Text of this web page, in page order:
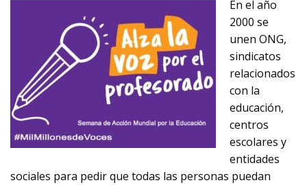
En el año
2000 se
unen ONG,
sindicatos
relacionados
con la
educación,
centros
escolares y
entidades
sociales para pedir que todas las personas puedan